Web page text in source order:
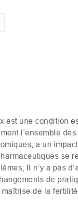
est une condition
l’ensemble
a un
se
Il n’y a pas
de
de la fertilité.